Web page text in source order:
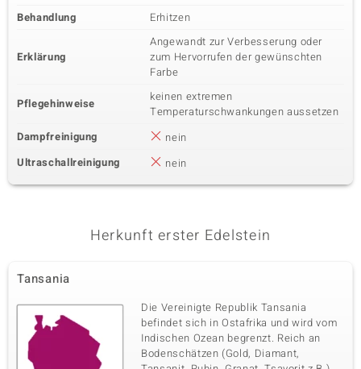
Behandlung Erhitzen
Erklärung
Angewandt zur Verbesserung oder
zum Hervorrufen der gewünschten
Farbe
Pflegehinweise
keinen extremen
Temperaturschwankungen aussetzen
Dampfreinigung
nein
Ultraschallreinigung
nein
Herkunft erster Edelstein
Tansania
Die Vereinigte Republik Tansania
befindet sich in Ostafrika und wird vom
Indischen Ozean begrenzt. Reich an
Bodenschätzen (Gold, Diamant,